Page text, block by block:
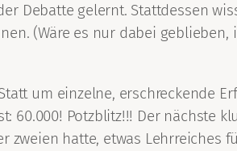
Debatte gelernt. Stattdessen
(Wäre es nur dabei
um einzelne, erschreckende
Potzblitz!!! Der nächste
hatte, etwas Lehrreiches